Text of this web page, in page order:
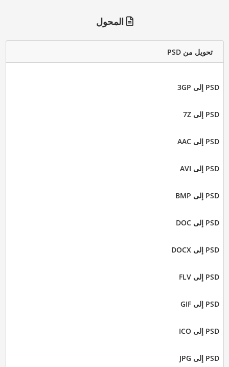
المحول
تحويل من PSD
PSD إلى 3GP
PSD إلى 7Z
PSD إلى AAC
PSD إلى AVI
PSD إلى BMP
PSD إلى DOC
PSD إلى DOCX
PSD إلى FLV
PSD إلى GIF
PSD إلى ICO
PSD إلى JPG